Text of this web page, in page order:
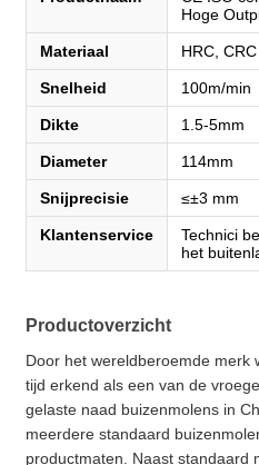
Hoge
Materiaal HRC, CRC
Snelheid 100m/min
Dikte 1.5-5mm
Diameter 114mm
Snijprecisie ≤±3 mm
Klantenservice
Technici
het
Productoverzicht
Door het wereldberoemde merk
tijd erkend als een van de
gelaste naad buizenmolens in
meerdere standaard
productmaten. Naast standaard